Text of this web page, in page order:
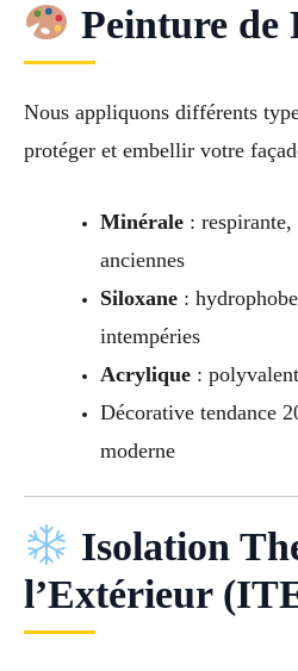
Peinture de
Nous appliquons différents
protéger et embellir votre
Minérale: respirante,
anciennes
Siloxane:
intempéries
Acrylique:
Décorative tendance
moderne
Isolation
l’Extérieur